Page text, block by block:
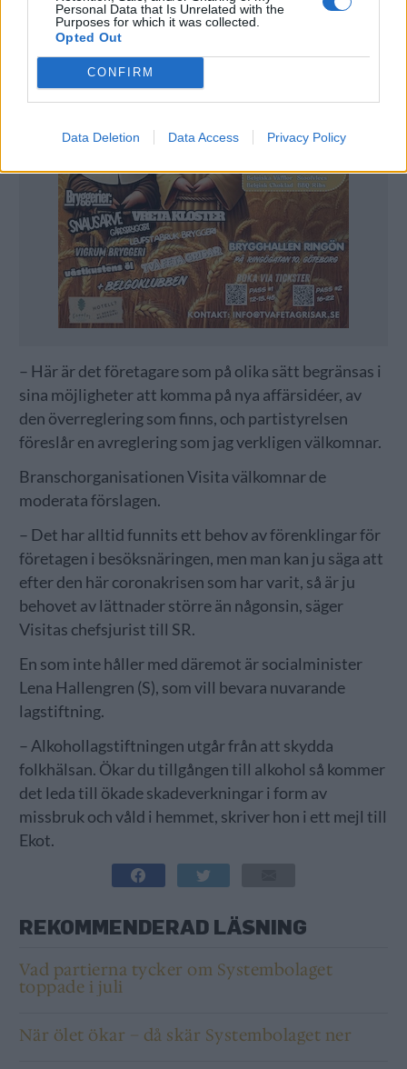
Personal Data that Is Unrelated with the
Purposes for which it was collected.
Opted Out
CONFIRM
Data Deletion Data Access Privacy Policy
– Här är det företagare som på olika sätt begränsas i
sina möjligheter att komma på nya affärsidéer, av
den överreglering som finns, och partistyrelsen
föreslår en avreglering som jag verkligen välkomnar.
Branschorganisationen Visita välkomnar de
moderata förslagen.
– Det har alltid funnits ett behov av förenklingar för
företagen i besöksnäringen, men man kan ju säga att
efter den här coronakrisen som har varit, så är ju
behovet av lättnader större än någonsin, säger
Visitas chefsjurist till SR.
En som inte håller med däremot är socialminister
Lena Hallengren (S), som vill bevara nuvarande
lagstiftning.
– Alkohollagstiftningen utgår från att skydda
folkhälsan. Ökar du tillgången till alkohol så kommer
det leda till ökade skadeverkningar i form av
missbruk och våld i hemmet, skriver hon i ett mejl till
Ekot.
REKOMMENDERAD LÄSNING
Vad partierna tycker om Systembolaget
toppade i juli
När ölet ökar – då skär Systembolaget ner